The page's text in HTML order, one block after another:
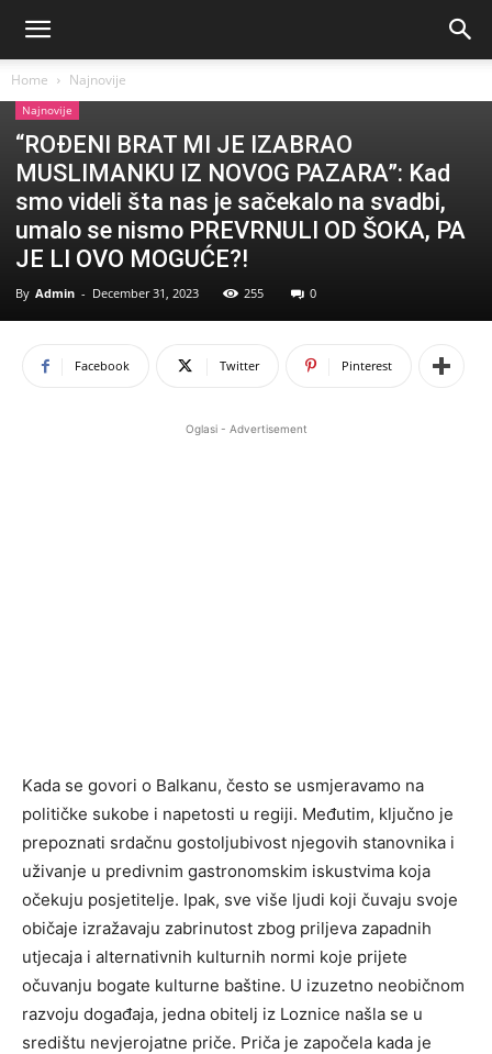
Home Najnovije
Najnovije
“ROĐENI BRAT MI JE IZABRAO
MUSLIMANKU IZ NOVOG PAZARA”: Kad
smo videli šta nas je sačekalo na svadbi,
umalo se nismo PREVRNULI OD ŠOKA, PA
JE LI OVO MOGUĆE?!
By Admin - December 31, 2023 255 0
Facebook Twitter Pinterest
Oglasi - Advertisement
Kada se govori o Balkanu, često se usmjeravamo na
političke sukobe i napetosti u regiji. Međutim, ključno je
prepoznati srdačnu gostoljubivost njegovih stanovnika i
uživanje u predivnim gastronomskim iskustvima koja
očekuju posjetitelje. Ipak, sve više ljudi koji čuvaju svoje
običaje izražavaju zabrinutost zbog priljeva zapadnih
utjecaja i alternativnih kulturnih normi koje prijete
očuvanju bogate kulturne baštine. U izuzetno neobičnom
razvoju događaja, jedna obitelj iz Loznice našla se u
središtu nevjerojatne priče. Priča je započela kada je